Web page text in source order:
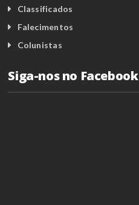
Classificados
Falecimentos
Colunistas
Siga-nos no Facebook